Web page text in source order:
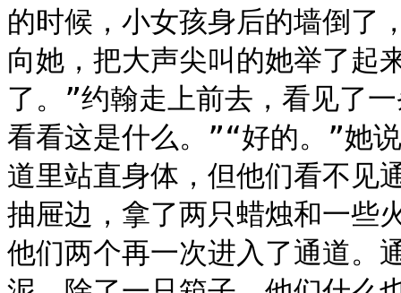
的时候，小女孩身后的墙倒了
向她，把大声尖叫的她举了起
了。”约翰走上前去，看见了
看看这是什么。”“好的。”她
道里站直身体，但他们看不见
抽屉边，拿了两只蜡烛和一些
他们两个再一次进入了通道。